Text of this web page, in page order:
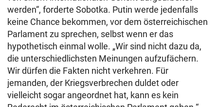
werden“, forderte Sobotka. Putin werde jedenfalls
keine Chance bekommen, vor dem österreichischen
Parlament zu sprechen, selbst wenn er das
hypothetisch einmal wolle. „Wir sind nicht dazu da,
die unterschiedlichsten Meinungen aufzufächern.
Wir dürfen die Fakten nicht verkehren. Für
jemanden, der Kriegsverbrechen duldet oder
vielleicht sogar angeordnet hat, kann es kein